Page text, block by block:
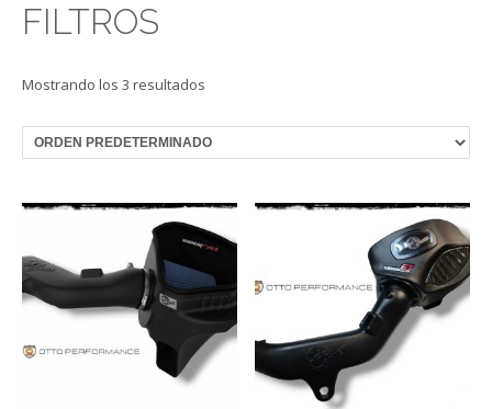
FILTROS
Mostrando los 3 resultados